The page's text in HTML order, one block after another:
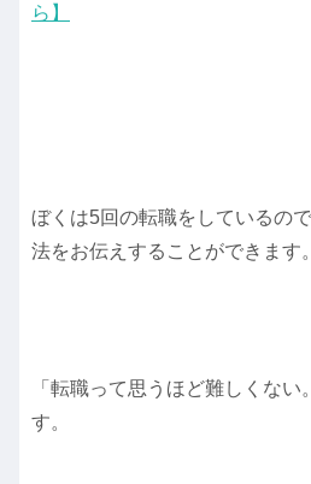
ら】
ぼくは5回の転職をしているの
法をお伝えすることができます。
「転職って思うほど難しくな
す。